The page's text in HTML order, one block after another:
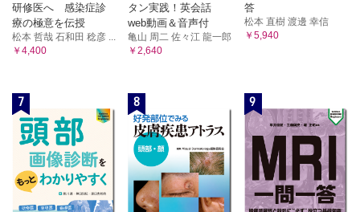
研修医へ 感染症診
療の極意を伝授
松本 哲哉 石和田 稔彦 ...
￥4,400
タン実践！英会話
web動画＆音声付
亀山 周二 佐々江 龍一郎
￥2,640
答
松本 直樹 渡邊 幸信
￥5,940
7 8 9